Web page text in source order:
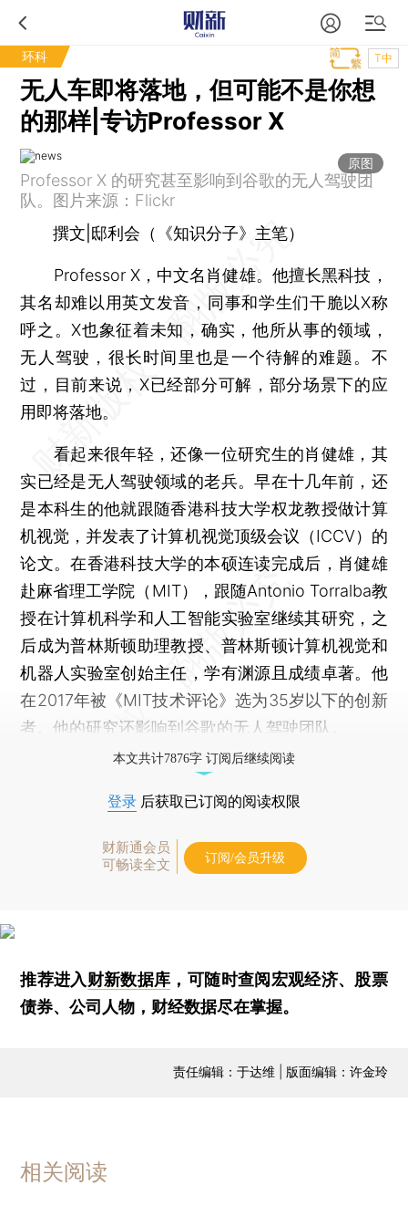
环科 T中
无人车即将落地，但可能不是你想
的那样|专访Professor X
原图
Professor X 的研究甚至影响到谷歌的无人驾驶团
队。图片来源：Flickr
撰文|邸利会（《知识分子》主笔）
Professor X，中文名肖健雄。他擅长黑科技，
其名却难以用英文发音，同事和学生们干脆以X称
呼之。X也象征着未知，确实，他所从事的领域，
无人驾驶，很长时间里也是一个待解的难题。不
过，目前来说，X已经部分可解，部分场景下的应
用即将落地。
看起来很年轻，还像一位研究生的肖健雄，其
实已经是无人驾驶领域的老兵。早在十几年前，还
是本科生的他就跟随香港科技大学权龙教授做计算
机视觉，并发表了计算机视觉顶级会议（ICCV）的
论文。在香港科技大学的本硕连读完成后，肖健雄
赴麻省理工学院（MIT），跟随Antonio Torralba教
授在计算机科学和人工智能实验室继续其研究，之
后成为普林斯顿助理教授、普林斯顿计算机视觉和
机器人实验室创始主任，学有渊源且成绩卓著。他
在2017年被《MIT技术评论》选为35岁以下的创新
者。他的研究还影响到谷歌的无人驾驶团队。
本文共计7876字 订阅后继续阅读
登录 后获取已订阅的阅读权限
财新通会员
可畅读全文
订阅/会员升级
推荐进入财新数据库 ，可随时查阅宏观经济、股票
债券、公司人物，财经数据尽在掌握。
责任编辑：于达维 | 版面编辑：许金玲
相关阅读